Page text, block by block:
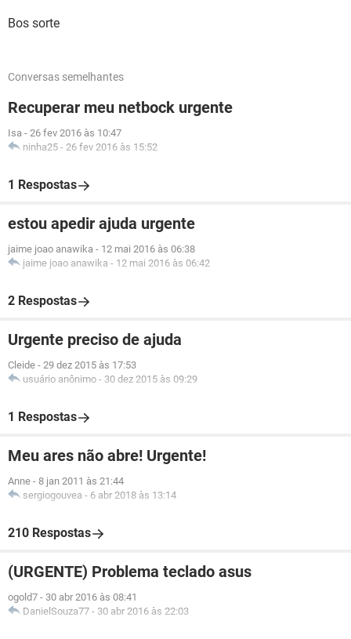
Bos sorte
Conversas semelhantes
Recuperar meu netbock urgente
Isa - 26 fev 2016 às 10:47
ninha25 - 26 fev 2016 às 15:52
1 Respostas
estou apedir ajuda urgente
jaime joao anawika - 12 mai 2016 às 06:38
jaime joao anawika - 12 mai 2016 às 06:42
2 Respostas
Urgente preciso de ajuda
Cleide - 29 dez 2015 às 17:53
usuário anônimo - 30 dez 2015 às 09:29
1 Respostas
Meu ares não abre! Urgente!
Anne - 8 jan 2011 às 21:44
sergiogouvea - 6 abr 2018 às 13:14
210 Respostas
(URGENTE) Problema teclado asus
ogold7 - 30 abr 2016 às 08:41
DanielSouza77 - 30 abr 2016 às 22:03